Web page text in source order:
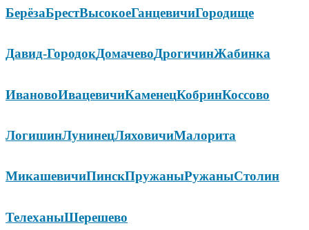
БерёзаБрестВысокоеГанцевичиГородище
Давид-ГородокДомачевоДрогичинЖабинка
ИвановоИвацевичиКаменецКобринКоссово
ЛогишинЛунинецЛяховичиМалорита
МикашевичиПинскПружаныРужаныСтолин
ТелеханыШерешево